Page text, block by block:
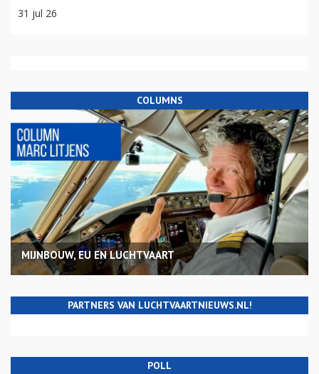
31 jul 26
COLUMNS
MIJNBOUW, EU EN LUCHTVAART
PARTNERS VAN LUCHTVAARTNIEUWS.NL!
POLL